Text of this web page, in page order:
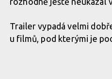
Trailer vypadá velmi
u filmů, pod kterými je